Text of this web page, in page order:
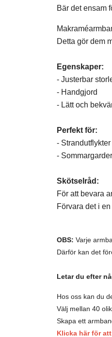
Bär det ensam
Detta gör dem
Egenskaper:
- Justerbar
- Handgjord
- Lätt och
Perfekt för:
- Strandutflykter
-
Skötselråd:
För att bevara
Förvara det i
OBS: Varje
Därför kan det
Letar du efter
Hos oss kan du
Välj mellan 40
Skapa ett
Klicka här för